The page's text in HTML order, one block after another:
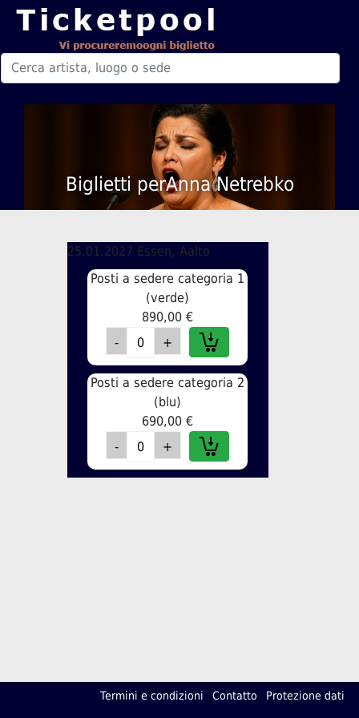
Biglietti perAnna Netrebko
25.01.2027 Essen, Aalto
Posti a sedere categoria 1
(verde)
890,00 €
Posti a sedere categoria 2
(blu)
690,00 €
Termini e condizioni Contatto Protezione dati